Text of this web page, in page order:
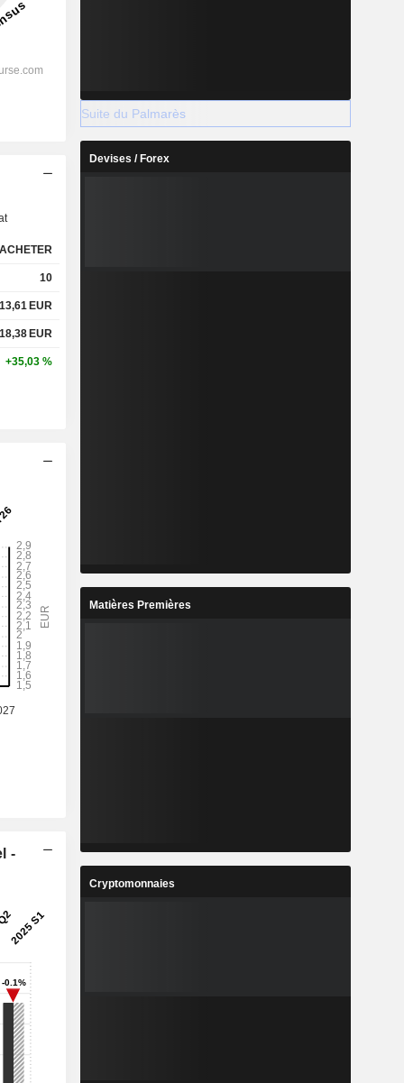
ACHETER
10
13,61 EUR
18,38 EUR
+35,03 %
-
Suite du Palmarès
Devises / Forex
Matières Premières
Cryptomonnaies